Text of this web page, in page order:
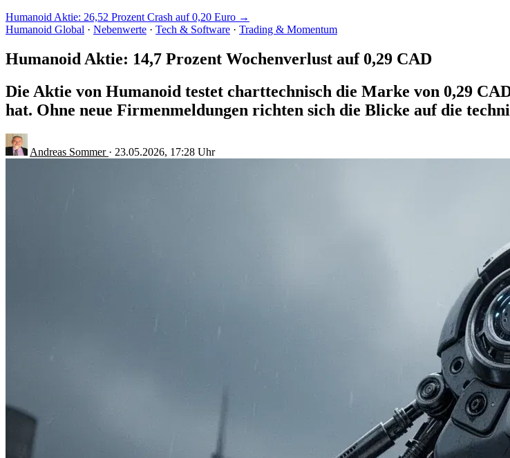
Humanoid Aktie: 26,52 Prozent Crash auf 0,20 Euro →
Humanoid Global · Nebenwerte · Tech & Software · Trading & Momentum
Humanoid Aktie: 14,7 Prozent Wochenverlust auf 0,29 CAD
Die Aktie von Humanoid testet charttechnisch die Marke von 0,29
hat. Ohne neue Firmenmeldungen richten sich die Blicke auf die
Andreas Sommer · 23.05.2026, 17:28 Uhr